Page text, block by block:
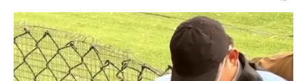
332
1